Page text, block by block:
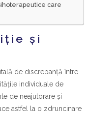
care
și
de discrepanţă între
individuale de
de neajutorare şi
astfel la o zdruncinare